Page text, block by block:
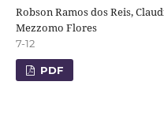
Robson Ramos dos Reis,
Mezzomo Flores
7-12
PDF